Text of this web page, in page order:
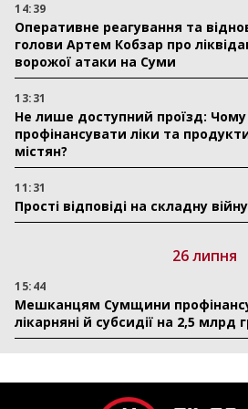
14:39
Оперативне реагування та
голови Артем Кобзар про
ворожої атаки на Суми
13:31
Не лише доступний проїзд: Чому
профінансувати ліки та
містян?
11:31
Прості відповіді на складну війну
26 липня
15:44
Мешканцям Сумщини
лікарняні й субсидії на 2,5 млрд